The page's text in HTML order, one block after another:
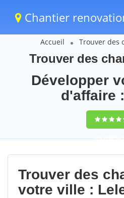
Chantier
Accueil Trouver des
Trouver des
Développer
d'affaire
9,5(100%)
votes
Trouver des
votre ville :